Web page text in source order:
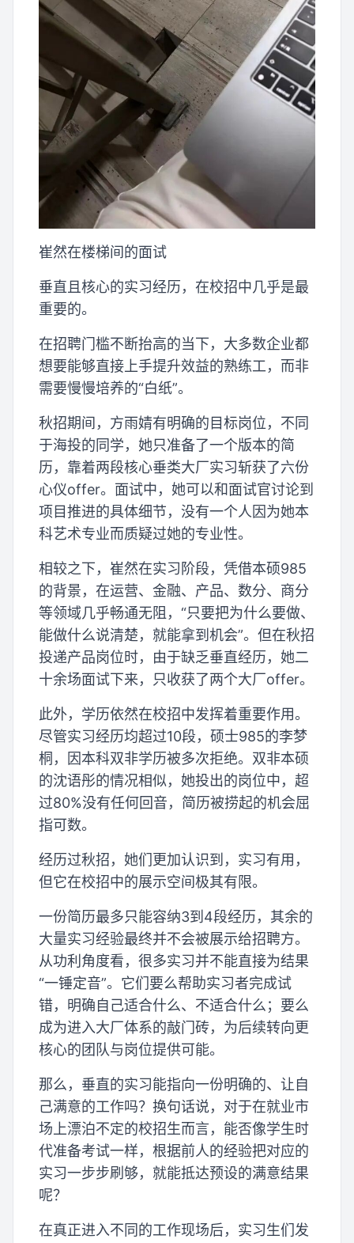
崔然在楼梯间的面试
垂直且核心的实习经历，在校招中几乎是最
重要的。
在招聘门槛不断抬高的当下，大多数企业都
想要能够直接上手提升效益的熟练工，而非
需要慢慢培养的“白纸”。
秋招期间，方雨婧有明确的目标岗位，不同
于海投的同学，她只准备了一个版本的简
历，靠着两段核心垂类大厂实习斩获了六份
心仪offer。面试中，她可以和面试官讨论到
项目推进的具体细节，没有一个人因为她本
科艺术专业而质疑过她的专业性。
相较之下，崔然在实习阶段，凭借本硕985
的背景，在运营、金融、产品、数分、商分
等领域几乎畅通无阻，“只要把为什么要做、
能做什么说清楚，就能拿到机会”。但在秋招
投递产品岗位时，由于缺乏垂直经历，她二
十余场面试下来，只收获了两个大厂offer。
此外，学历依然在校招中发挥着重要作用。
尽管实习经历均超过10段，硕士985的李梦
桐，因本科双非学历被多次拒绝。双非本硕
的沈语彤的情况相似，她投出的岗位中，超
过80%没有任何回音，简历被捞起的机会屈
指可数。
经历过秋招，她们更加认识到，实习有用，
但它在校招中的展示空间极其有限。
一份简历最多只能容纳3到4段经历，其余的
大量实习经验最终并不会被展示给招聘方。
从功利角度看，很多实习并不能直接为结果
“一锤定音”。它们要么帮助实习者完成试
错，明确自己适合什么、不适合什么；要么
成为进入大厂体系的敲门砖，为后续转向更
核心的团队与岗位提供可能。
那么，垂直的实习能指向一份明确的、让自
己满意的工作吗？换句话说，对于在就业市
场上漂泊不定的校招生而言，能否像学生时
代准备考试一样，根据前人的经验把对应的
实习一步步刷够，就能抵达预设的满意结果
呢？
在真正进入不同的工作现场后，实习生们发